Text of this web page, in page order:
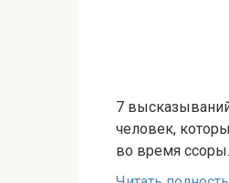
7
человек,
во время